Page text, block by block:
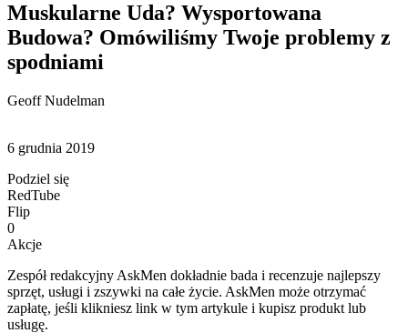
Muskularne Uda? Wysportowana
Budowa? Omówiliśmy Twoje problemy z
spodniami
Geoff Nudelman
6 grudnia 2019
Podziel się
RedTube
Flip
0
Akcje
Zespół redakcyjny AskMen dokładnie bada i recenzuje najlepszy
sprzęt, usługi i zszywki na całe życie. AskMen może otrzymać
zapłatę, jeśli klikniesz link w tym artykule i kupisz produkt lub
usługę.